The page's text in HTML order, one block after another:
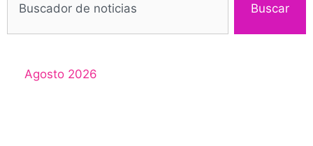
Buscar
Agosto 2026